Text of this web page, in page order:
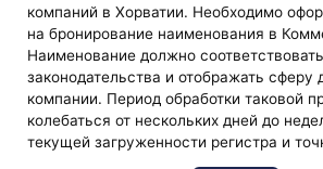
компаний в Хорватии. Необходимо
на бронирование наименования в
Наименование должно
законодательства и отображать сферу
компании. Период обработки таковой
колебаться от нескольких дней до
текущей загруженности регистра и